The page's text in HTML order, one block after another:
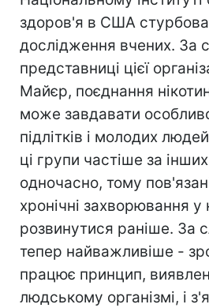
здоров'я в США
дослідження вчених. За
представниці цієї
Майєр, поєднання
може завдавати
підлітків і молодих
ці групи частіше за
одночасно, тому
хронічні захворювання
розвинутися раніше. За
тепер найважливіше -
працює принцип,
людському організмі, і